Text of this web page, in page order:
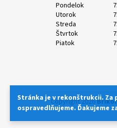
Stránka je v rekonštrukcii. Za
ospravedlňujeme. Ďakujeme
Pondelok
Utorok
Streda
Štvrtok
Piatok
Copyright 2026